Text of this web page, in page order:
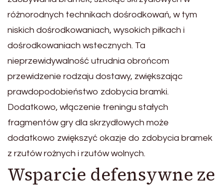
różnorodnych technikach dośrodkowań, w tym
niskich dośrodkowaniach, wysokich piłkach i
dośrodkowaniach wstecznych. Ta
nieprzewidywalność utrudnia obrońcom
przewidzenie rodzaju dostawy, zwiększając
prawdopodobieństwo zdobycia bramki.
Dodatkowo, włączenie treningu stałych
fragmentów gry dla skrzydłowych może
dodatkowo zwiększyć okazje do zdobycia bramek
z rzutów rożnych i rzutów wolnych.
Wsparcie defensywne ze